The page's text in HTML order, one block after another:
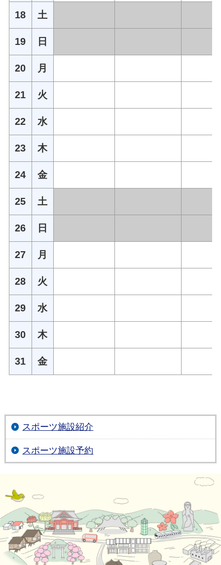
18 土
19 日
20 月
21 火
22 水
23 木
24 金
25 土
26 日
27 月
28 火
29 水
30 木
31 金
スポーツ施設紹介
スポーツ施設予約